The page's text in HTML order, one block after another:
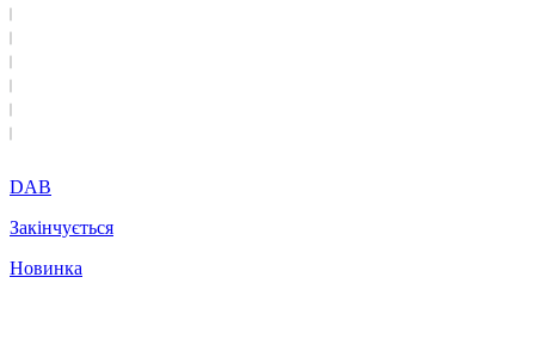
DAB
Закінчується
Новинка